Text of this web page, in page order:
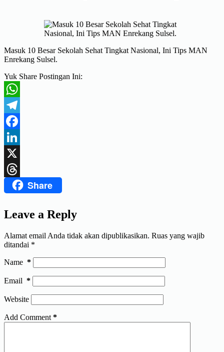
Masuk 10 Besar Sekolah Sehat Tingkat Nasional, Ini Tips MAN
Enrekang Sulsel.
Yuk Share Postingan Ini:
WhatsApp
Telegram
Facebook
LinkedIn
X
ThreadsShare
Leave a Reply
Alamat email Anda tidak akan dipublikasikan. Ruas yang wajib
ditandai *
Name *
Email *
Website
Add Comment *